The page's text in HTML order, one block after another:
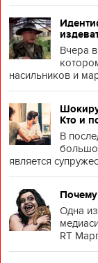
Вчера
насильников и
Кто и
В
является
Одна
RT